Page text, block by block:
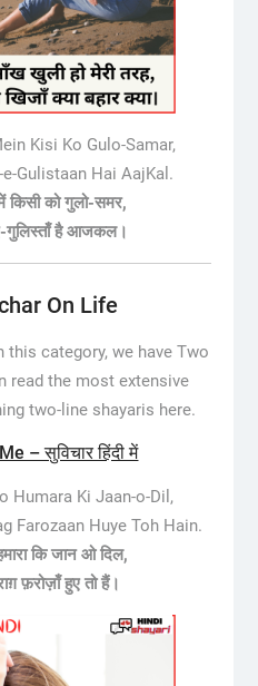
Kisi Ko Gulo-Samar,
Gulistaan Hai AajKal.
किसी को गुलो-समर,
गुलिस्ताँ है आजकल।
On Life
this category, we have Two
read the most extensive
two-line shayaris here.
– सुविचार हिंदी में
Humara Ki Jaan-o-Dil,
Farozaan Huye Toh Hain.
कि जान ओ दिल,
फ़रोज़ाँ हुए तो हैं।